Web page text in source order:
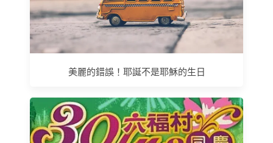
美麗的錯誤！耶誕不是耶穌的生日